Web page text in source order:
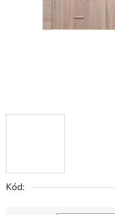
Kód:
hviezdičiek.